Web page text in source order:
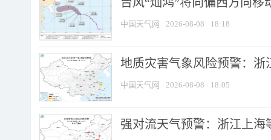
中国天气网 2026-08-08 18:18
地质灾害气象风险预警：
中国天气网 2026-08-08 18:05
强对流天气预警：浙江上海